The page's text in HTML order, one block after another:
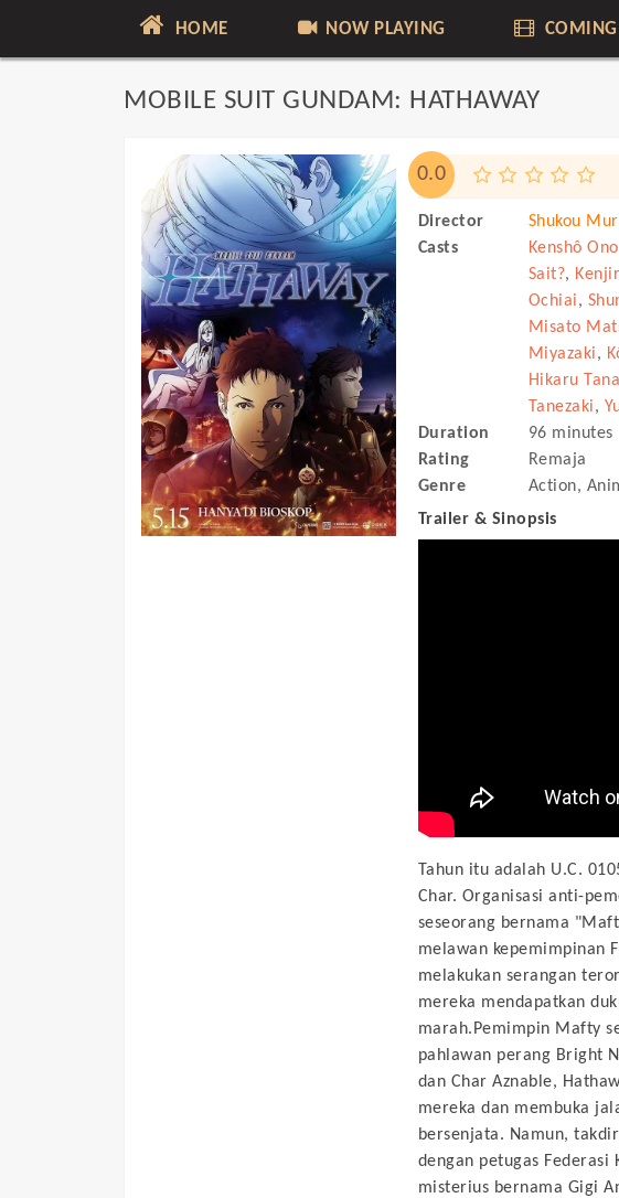
HOME NOW PLAYING COMING
MOBILE SUIT GUNDAM: HATHAWAY
0.0
Director
Shukou
Casts
Kenshô Ono
Sait?,
Ochiai,
Misato
Miyazaki,
Hikaru
Tanezaki,
Duration
96 minutes
Rating
Remaja
Genre
Action,
Trailer & Sinopsis
Tahun itu adalah U.C.
Char. Organisasi anti-
seseorang bernama
melawan kepemimpinan
melakukan serangan
mereka mendapatkan
marah.Pemimpin Mafty
pahlawan perang Bright
dan Char Aznable,
mereka dan membuka
bersenjata. Namun,
dengan petugas Federasi
misterius bernama Gigi